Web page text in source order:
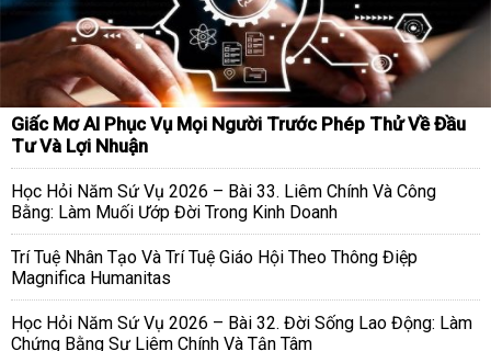
Giấc Mơ AI Phục Vụ Mọi Người Trước Phép Thử Về Đầu
Tư Và Lợi Nhuận
Học Hỏi Năm Sứ Vụ 2026 – Bài 33. Liêm Chính Và Công
Bằng: Làm Muối Ướp Đời Trong Kinh Doanh
Trí Tuệ Nhân Tạo Và Trí Tuệ Giáo Hội Theo Thông Điệp
Magnifica Humanitas
Học Hỏi Năm Sứ Vụ 2026 – Bài 32. Đời Sống Lao Động: Làm
Chứng Bằng Sự Liêm Chính Và Tận Tâm